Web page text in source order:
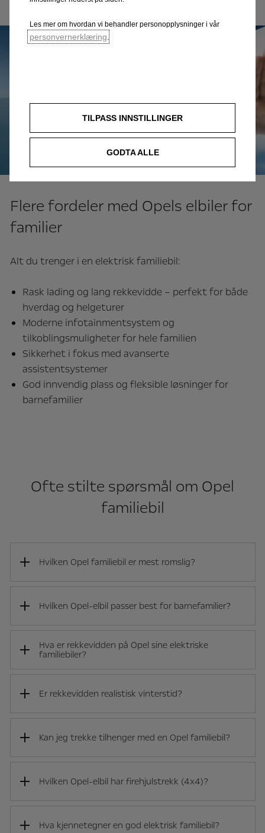
Flere fordeler med Opels elbiler for
familier
Alt du trenger i en elektrisk familiebil:
Rask lading og lang rekkevidde – perfekt for både
hverdag og helgeturer
Moderne infotainmentsystem og
tilkoblingsmuligheter for hele familien
Sikkerhet i fokus med avanserte
assistentsystemer
God innvendig plass og fleksible løsninger for
barnefamilier
Ofte stilte spørsmål om Opel
familiebil
Hvilken Opel familiebil er mest romslig?
Hvilken Opel-elbil passer best for barnefamilier?
Hva er rekkevidden på Opel sine elektriske
familiebiler?
Er rekkevidden realistisk vinterstid?
Kan jeg trekke tilhenger med en Opel familiebil?
Hvilken Opel-elbil har firehjulstrekk (4x4)?
Hva kjennetegner en god elektrisk familiebil?
Les mer om hvordan vi behandler personopplysninger i vår
personvernerklæring
TILPASS INNSTILLINGER
GODTA ALLE